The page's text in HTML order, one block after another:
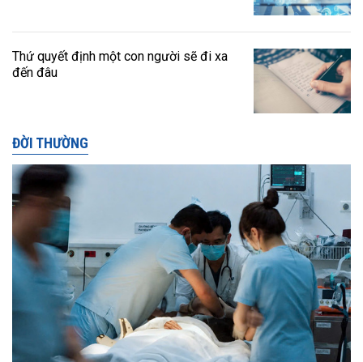
Thứ quyết định một con người sẽ đi xa
đến đâu
ĐỜI THƯỜNG